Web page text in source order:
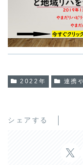
2022年 連携
シェアする